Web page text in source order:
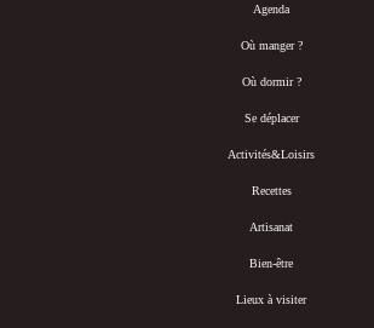
Agenda
Où manger ?
Où dormir ?
Se déplacer
Activités&Loisirs
Recettes
Artisanat
Bien-être
Lieux à visiter